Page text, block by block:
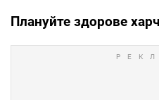
Плануйте здорове